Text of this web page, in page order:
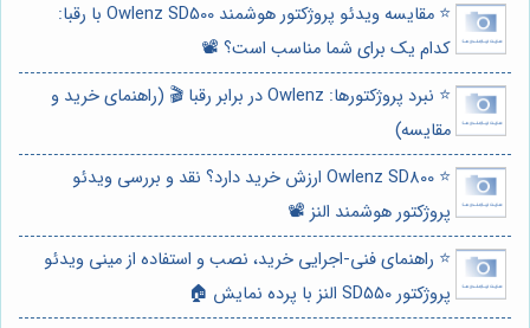
⭐️ مقایسه ویدئو پروژکتور هوشمند Owlenz SD500 با رقبا:
کدام یک برای شما مناسب است؟ 📽️
⭐️ نبرد پروژکتورها: Owlenz در برابر رقبا 🎬 (راهنمای خرید و
مقایسه)
⭐️ Owlenz SD800 ارزش خرید دارد؟ نقد و بررسی ویدئو
پروژکتور هوشمند النز 📽️
⭐️ راهنمای فنی-اجرایی خرید، نصب و استفاده از مینی ویدئو
پروژکتور SD550 النز با پرده نمایش 🏠